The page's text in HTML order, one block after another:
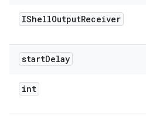
IShellOutputReceiver
startDelay
int